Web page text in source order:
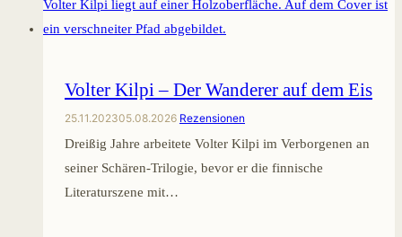
Volter Kilpi – Der Wanderer auf dem Eis
25.11.202305.08.2026 Rezensionen
Dreißig Jahre arbeitete Volter Kilpi im Verborgenen an
seiner Schären-Trilogie, bevor er die finnische
Literaturszene mit…